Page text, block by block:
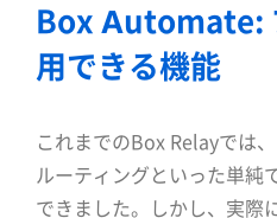
Box Automate:
用できる機能
これまでのBox Relayでは
ルーティングといった単純
できました。しかし、実際